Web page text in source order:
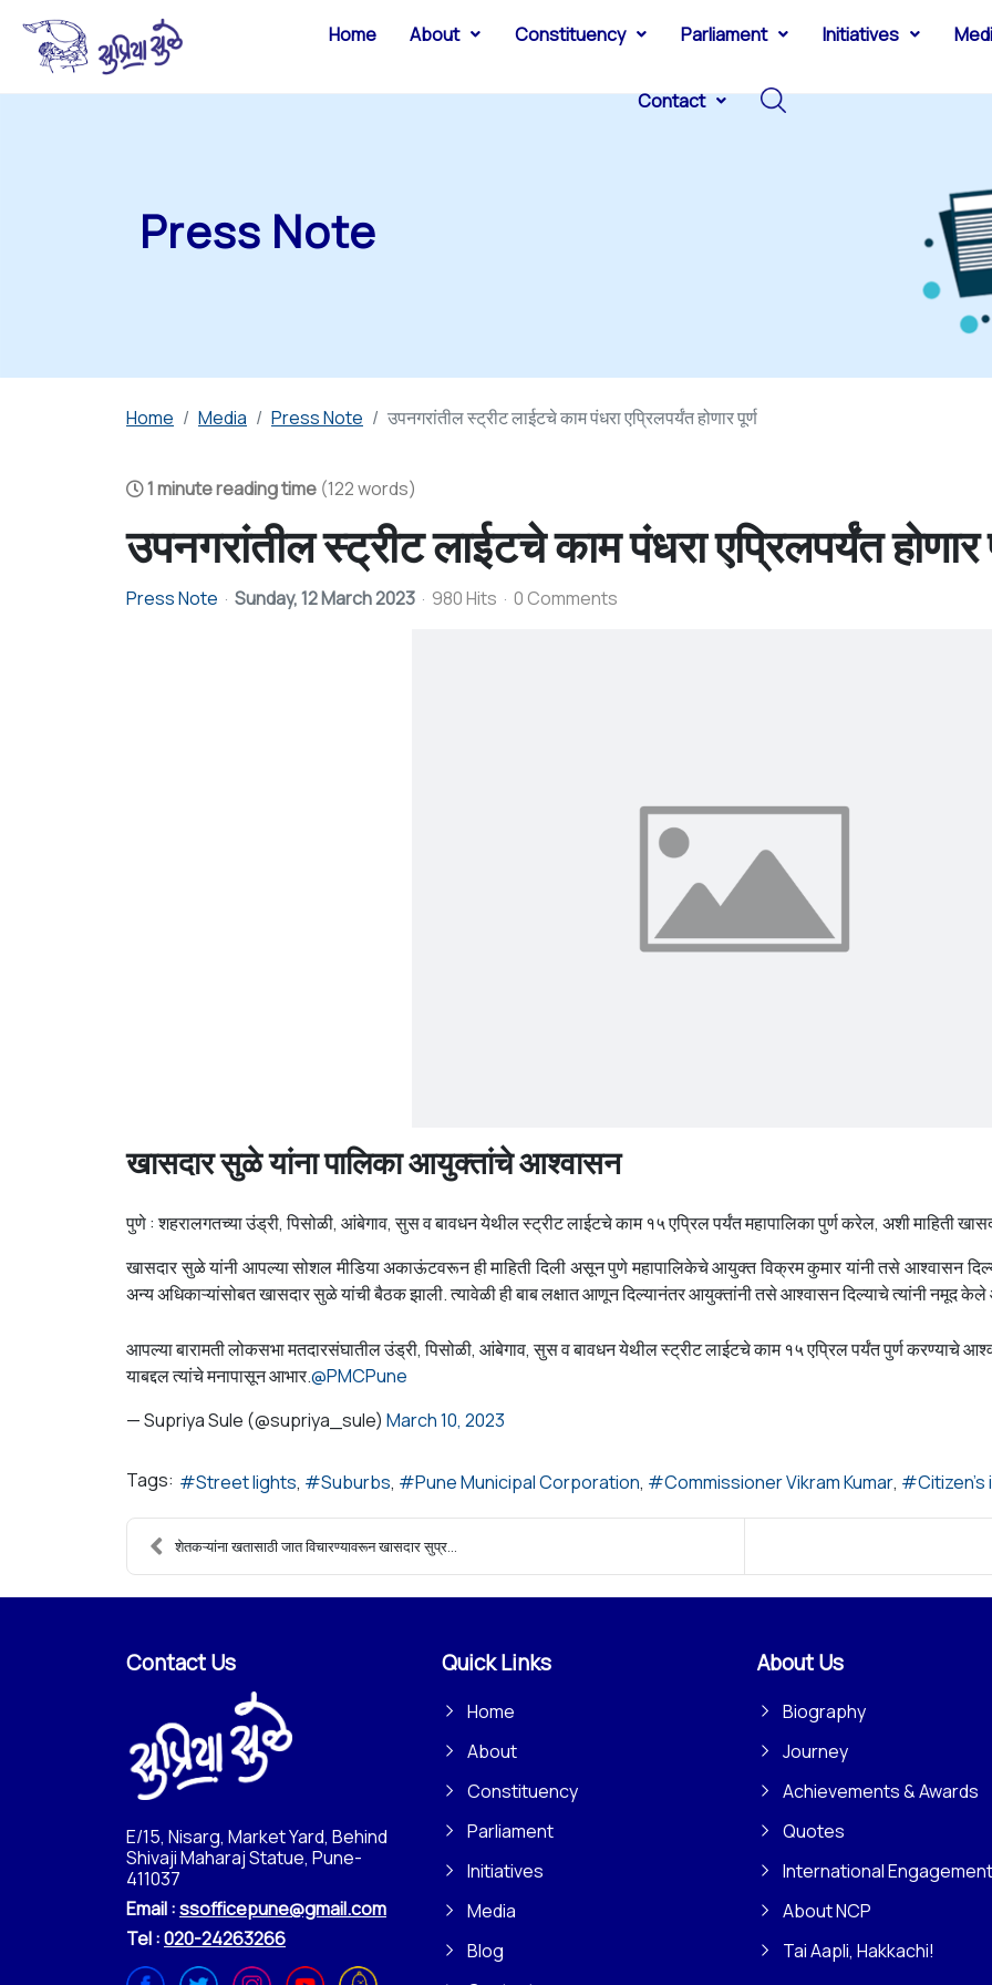
Home About Constituency Parliament Initiatives
Contact
Press Note
Home Media Press Note उपनगरांतील स्ट्रीट लाईटचे काम पंधरा एप्रिलपर्यंत होणार पूर्ण
1 minute reading time (122 words)
उपनगरांतील स्ट्रीट लाईटचे काम पंधरा एप्रिलपर्यंत होणार
Press Note Sunday, 12 March 2023 980 Hits 0 Comments
खासदार सुळे यांना पालिका आयुक्तांचे आश्वासन
पुणे : शहरालगतच्या उंड्री, पिसोळी, आंबेगाव, सुस व बावधन येथील स्ट्रीट लाईटचे काम १५ एप्रिल पर्यंत महापालिका पुर्ण करेल, अशी माहिती
खासदार सुळे यांनी आपल्या सोशल मीडिया अकाऊंटवरून ही माहिती दिली असून पुणे महापालिकेचे आयुक्त विक्रम कुमार यांनी तसे आश्वासन
अन्य अधिकाऱ्यांसोबत खासदार सुळे यांची बैठक झाली. त्यावेळी ही बाब लक्षात आणून दिल्यानंतर आयुक्तांनी तसे आश्वासन दिल्याचे त्यांनी नमूद
आपल्या बारामती लोकसभा मतदारसंघातील उंड्री, पिसोळी, आंबेगाव, सुस व बावधन येथील स्ट्रीट लाईटचे काम १५ एप्रिल पर्यंत पुर्ण करण्याचे
याबद्दल त्यांचे मनापासून आभार.@PMCPune
— Supriya Sule (@supriya_sule) March 10, 2023
Tags: Street lights Suburbs Pune Municipal Corporation Commissioner Vikram Kumar Citizen's
शेतकऱ्यांना खतासाठी जात विचारण्यावरून खासदार सुप्र...
Contact Us
E/15, Nisarg, Market Yard, Behind
Shivaji Maharaj Statue, Pune-
411037
Email :ssofficepune@gmail.com
Tel :020-24263266
Quick Links
Home
About
Constituency
Parliament
Initiatives
Media
Blog
About Us
Biography
Journey
Achievements & Awards
Quotes
International
About NCP
Tai Aapli, Hakkachi!